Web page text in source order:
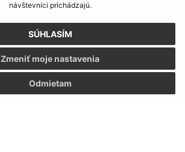
návštevníci prichádzajú.
SÚHLASÍM
Odmietam
Zmeniť moje nastavenia